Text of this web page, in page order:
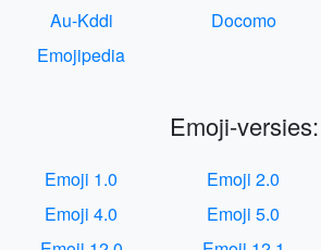
Au-Kddi
Docomo
Emojipedia
Emoji-versies:
Emoji 1.0 Emoji 2.0
Emoji 4.0
Emoji 5.0